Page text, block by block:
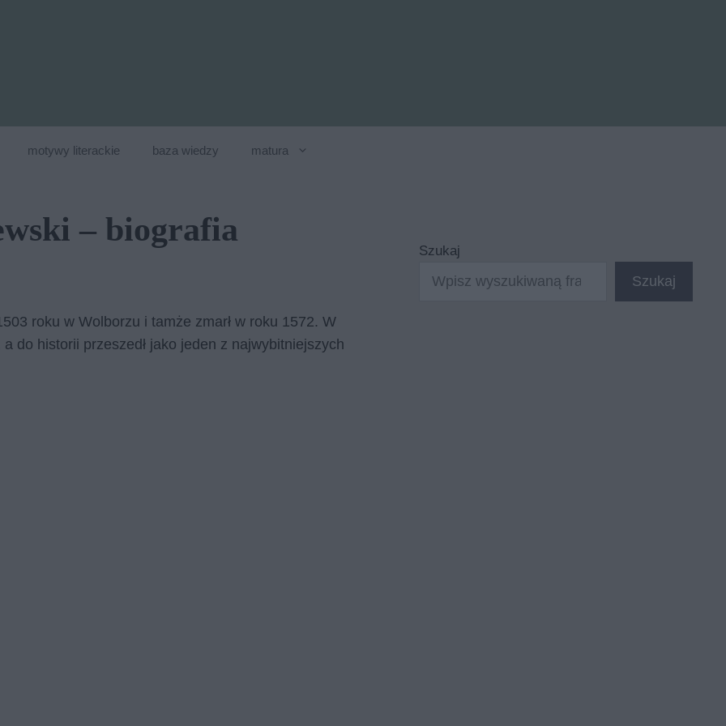
motywy literackie baza wiedzy matura
– biografia
roku w Wol­bo­rzu i tam­że zmarł w roku 1572. W
do hi­sto­rii prze­szedł jako je­den z naj­wy­bit­niej­szych
Szukaj
Szukaj